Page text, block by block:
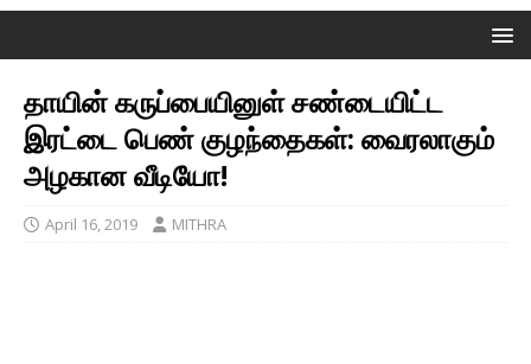
தாயின் கருப்பையினுள் சண்டையிட்ட
இரட்டை பெண் குழந்தைகள்: வைரலாகும்
அழகான வீடியோ!
April 16, 2019 MITHRA